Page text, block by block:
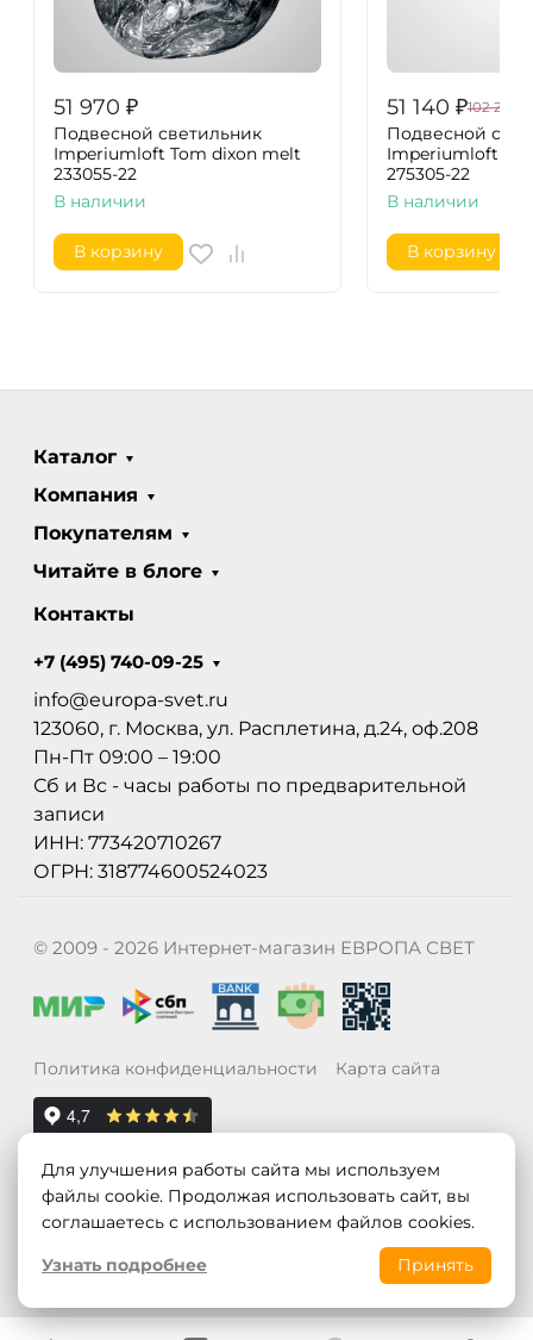
51 970 ₽
Подвесной светильник
Imperiumloft Tom dixon melt
233055-22
В наличии
В корзину
51 140 ₽102 280
Подвесной
Imperiumloft
275305-22
В наличии
В корзину
Каталог
Компания
Покупателям
Читайте в блоге
Контакты
+7 (495) 740-09-25
info@europa-svet.ru
123060, г. Москва, ул. Расплетина, д.24, оф.208
Пн-Пт 09:00 – 19:00
Сб и Вс - часы работы по предварительной
записи
ИНН: 773420710267
ОГРН: 318774600524023
© 2009 - 2026 Интернет-магазин ЕВРОПА СВЕТ
Политика конфиденциальности Карта сайта
Для улучшения работы сайта мы используем
файлы cookie. Продолжая использовать сайт, вы
соглашаетесь с использованием файлов cookies.
Узнать подробнее
Принять